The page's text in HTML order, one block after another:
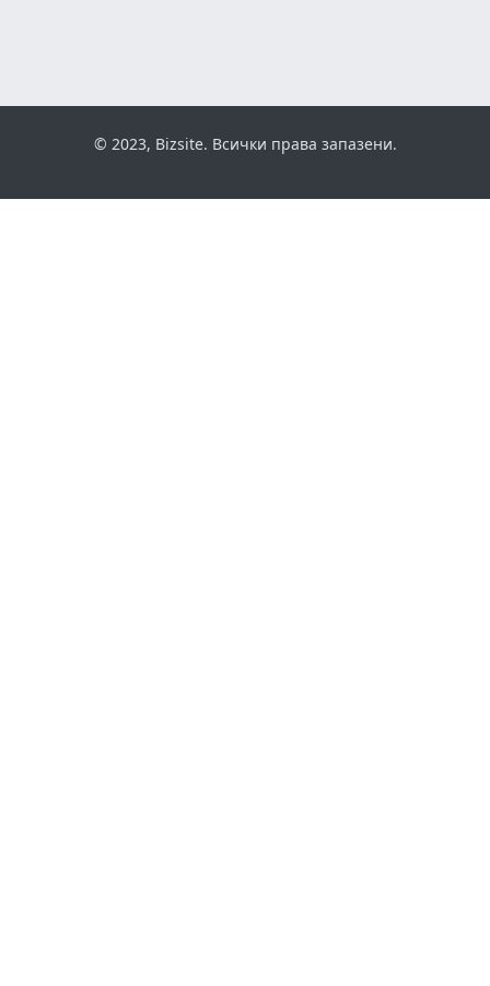
© 2023, Bizsite. Всички права запазени.